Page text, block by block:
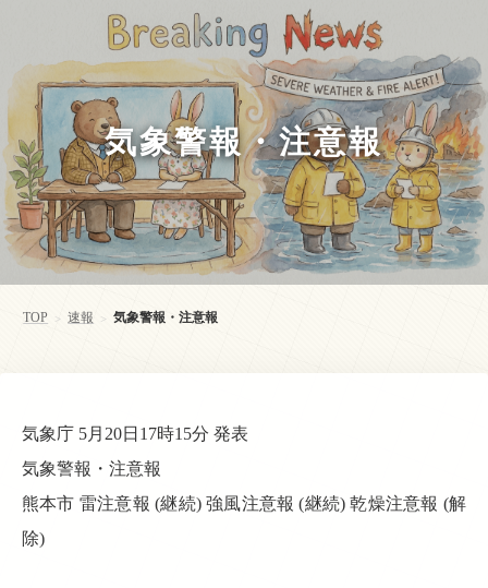
気象警報・注意報
TOP > 速報 > 気象警報・注意報
気象庁 5月20日17時15分 発表
気象警報・注意報
熊本市 雷注意報 (継続) 強風注意報 (継続) 乾燥注意報 (解
除)